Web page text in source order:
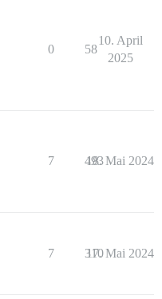
0 58
10. April
2025
7 493
18. Mai 2024
7 310
17. Mai 2024